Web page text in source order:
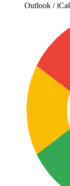
Outlook / iCal